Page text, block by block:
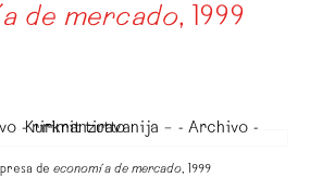
de mercado, 1999
de economía de mercado, 1999